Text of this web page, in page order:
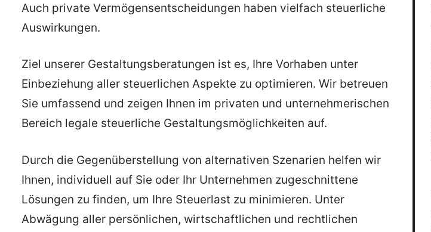
Auch private Vermögensentscheidungen haben vielfach steuerliche
Auswirkungen.
Ziel unserer Gestaltungsberatungen ist es, Ihre Vorhaben unter
Einbeziehung aller steuerlichen Aspekte zu optimieren. Wir betreuen
Sie umfassend und zeigen Ihnen im privaten und unternehmerischen
Bereich legale steuerliche Gestaltungsmöglichkeiten auf.
Durch die Gegenüberstellung von alternativen Szenarien helfen wir
Ihnen, individuell auf Sie oder Ihr Unternehmen zugeschnittene
Lösungen zu finden, um Ihre Steuerlast zu minimieren. Unter
Abwägung aller persönlichen, wirtschaftlichen und rechtlichen